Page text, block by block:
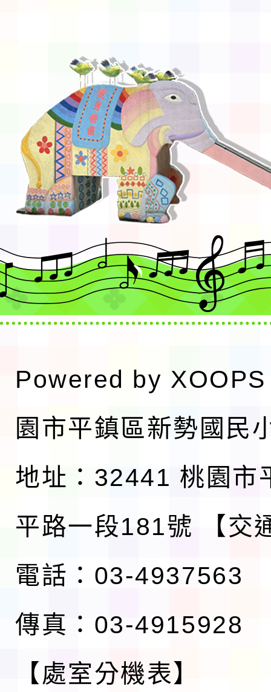
Powered by XOOPS
園市平鎮區新勢國民
地址：32441 桃園市
平路一段181號
【交
電話：03-4937563
傳真：03-4915928
【處室分機表】